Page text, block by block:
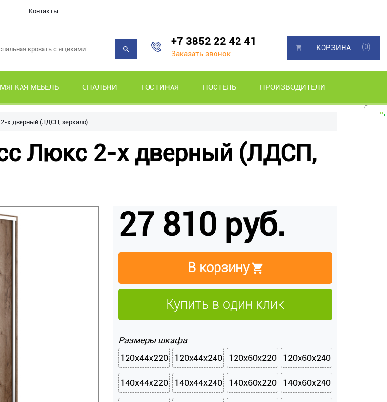
Контакты
+7 3852 22 42 41
Заказать звонок
МЯГКАЯ МЕБЕЛЬ СПАЛЬНИ ГОСТИНАЯ ПОСТЕЛЬ ПРОИЗВОДИТЕЛИ
КОРЗИНА (0)
х дверный (ЛДСП, зеркало)
Люкс 2-х дверный (ЛДСП,
27 810 руб.
В корзину
Купить в один клик
Размеры шкафа
120х44х220
120х44х240 120х60х220 120х60х240
140х44х220 140х44х240 140х60х220 140х60х240